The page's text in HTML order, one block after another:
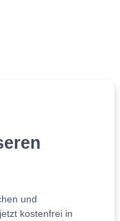
und
kostenfrei in